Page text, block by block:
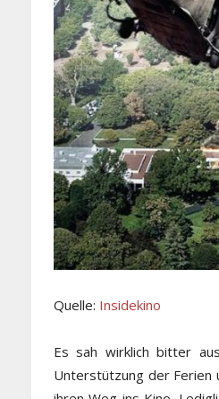
Quelle: Insidekino
Es sah wirklich bitter
Unterstützung der Ferien